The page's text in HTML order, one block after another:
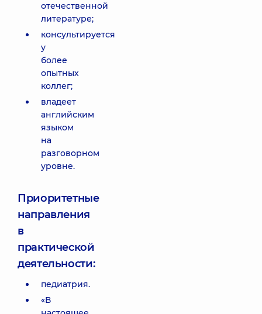
отечественной
литературе;
консультируется
у
более
опытных
коллег;
владеет
английским
языком
на
разговорном
уровне.
Приоритетные
направления
в
практической
деятельности:
педиатрия.
«В